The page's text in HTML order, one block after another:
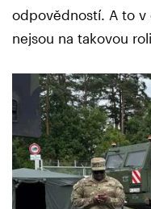
odpovědností. A to
nejsou na takovou